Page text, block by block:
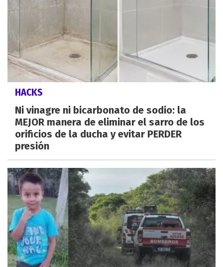
HACKS
Ni vinagre ni bicarbonato de sodio: la
MEJOR manera de eliminar el sarro de los
orificios de la ducha y evitar PERDER
presión